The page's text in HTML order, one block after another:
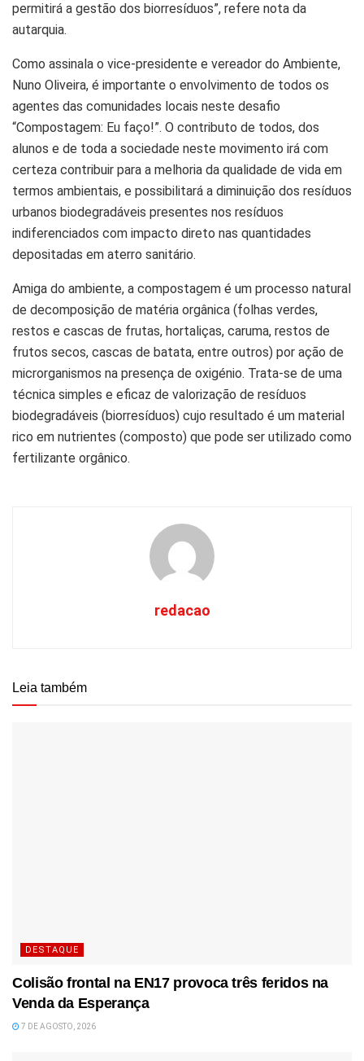
permitirá a gestão dos biorresíduos”, refere nota da
autarquia.
Como assinala o vice-presidente e vereador do Ambiente,
Nuno Oliveira, é importante o envolvimento de todos os
agentes das comunidades locais neste desafio
“Compostagem: Eu faço!”. O contributo de todos, dos
alunos e de toda a sociedade neste movimento irá com
certeza contribuir para a melhoria da qualidade de vida em
termos ambientais, e possibilitará a diminuição dos resíduos
urbanos biodegradáveis presentes nos resíduos
indiferenciados com impacto direto nas quantidades
depositadas em aterro sanitário.
Amiga do ambiente, a compostagem é um processo natural
de decomposição de matéria orgânica (folhas verdes,
restos e cascas de frutas, hortaliças, caruma, restos de
frutos secos, cascas de batata, entre outros) por ação de
microrganismos na presença de oxigénio. Trata-se de uma
técnica simples e eficaz de valorização de resíduos
biodegradáveis (biorresíduos) cujo resultado é um material
rico em nutrientes (composto) que pode ser utilizado como
fertilizante orgânico.
redacao
Leia também
DESTAQUE
Colisão frontal na EN17 provoca três feridos na
Venda da Esperança
7 DE AGOSTO, 2026